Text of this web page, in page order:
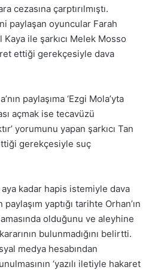
cezasına çarptırılmıştı.
paylaşan oyuncular Farah
ile şarkıcı Melek Mosso
ettiği gerekçesiyle dava
paylaşıma ‘Ezgi Mola’yta
açmak ise tecavüzü
yorumunu yapan şarkıcı Tan
gerekçesiyle suç
aya kadar hapis istemiyle dava
paylaşım yaptığı tarihte Orhan’ın
olduğunu ve aleyhine
bulunmadığını belirtti.
medya hesabından
‘yazılı iletiyle hakaret